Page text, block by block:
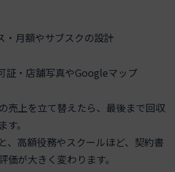
・月額やサブスクの設計
証・店舗写真やGoogleマップ
売上を立て替えたら、最後まで回収
。
、高額役務やスクールほど、契約書
価が大きく変わります。